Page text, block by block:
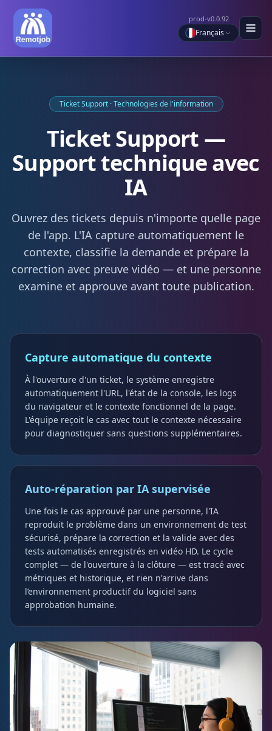
prod-v0.0.92
Français
Ticket Support · Technologies de l'information
Ticket Support —
Support technique avec
IA
Ouvrez des tickets depuis n'importe quelle page
de l'app. L'IA capture automatiquement le
contexte, classifie la demande et prépare la
correction avec preuve vidéo — et une personne
examine et approuve avant toute publication.
Capture automatique du contexte
À l'ouverture d'un ticket, le système enregistre
automatiquement l'URL, l'état de la console, les logs
du navigateur et le contexte fonctionnel de la page.
L'équipe reçoit le cas avec tout le contexte nécessaire
pour diagnostiquer sans questions supplémentaires.
Auto-réparation par IA supervisée
Une fois le cas approuvé par une personne, l'IA
reproduit le problème dans un environnement de test
sécurisé, prépare la correction et la valide avec des
tests automatisés enregistrés en vidéo HD. Le cycle
complet — de l'ouverture à la clôture — est tracé avec
métriques et historique, et rien n'arrive dans
l’environnement productif du logiciel sans
approbation humaine.